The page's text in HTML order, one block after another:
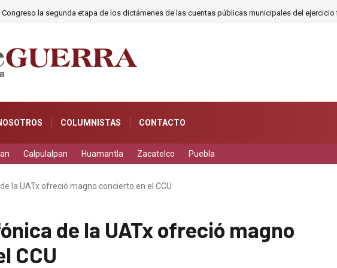
la segunda etapa de los dictámenes de las cuentas públicas municipales del ejercicio
COLUMNISTAS CONTACTO
Calpulalpan Huamantla Zacatelco Puebla
la UATx ofreció magno concierto en el CCU
de la UATx ofreció magno
CCU